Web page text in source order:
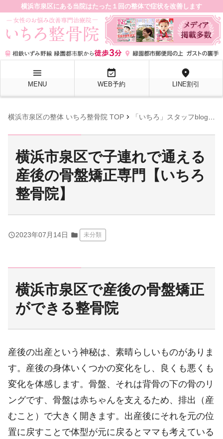
横浜市泉区にある当院はたった１回の整体で症状を改善します
menu
MENU
event_available
WEB予約
location_on
LINE割引
横浜市泉区の整体 いちろ整骨院 TOP chevron_right 「いちろ」スタッフblog
横浜市泉区で子連れで通える
産後の骨盤矯正専門【いちろ
整骨院】
query_builder2023年07月14日 folder 未分類
横浜市泉区で産後の骨盤矯正
ができる整骨院
産後の出産という神秘は、素晴らしいものがありま
す。産後の身体いくつかの変化をし、良くも悪くも
変化を体感します。骨盤、それは背骨の下の骨のリ
ングです、骨盤は赤ちゃんを支えるため、排出（産
むこと）で大きく開きます。出産後にそれを元の位
置に戻すことで体型が元に戻るとママも考えている